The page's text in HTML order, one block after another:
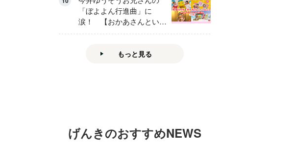
「ぼよよん行進曲」に
涙！ 【おかあさんといっ
しょ65周年特別番組】
もっと見る
げんきのおすすめNEWS